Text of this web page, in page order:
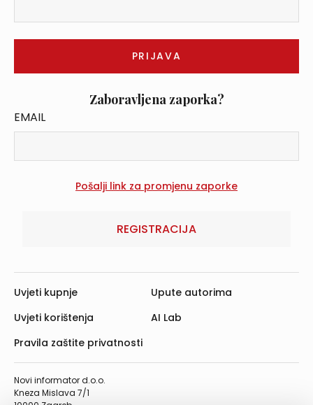
Zaboravljena zaporka?
EMAIL
REGISTRACIJA
Novi informator d.o.o.
Kneza Mislava 7/1
Uvjeti kupnje
Uvjeti korištenja
Pravila zaštite privatnosti
Upute autorima
AI Lab